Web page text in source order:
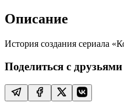
Описание
История создания сериала
Поделиться с друзьями